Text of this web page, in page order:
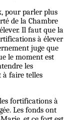
pour parler plus
de la Chambre
Il faut que la
à élever
juge que
le moment est
les
faire telles
fortifications à
Les fonds ont